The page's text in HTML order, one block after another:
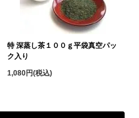
特 深蒸し茶１００ｇ平袋真空パッ
ク入り
1,080円(税込)